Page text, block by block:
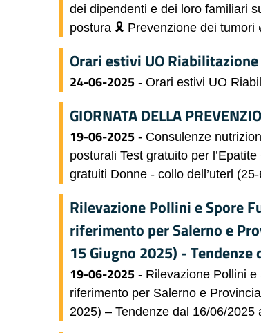
dei dipendenti e dei loro familiari
postura 🎗 Prevenzione dei tumori
Orari estivi UO
24-06-2025 - Orari estivi UO
GIORNATA DELLA
19-06-2025 - Consulenze
posturali Test gratuito per
gratuiti Donne - collo dell’uterl
Rilevazione Pollini e Spore
riferimento per Salerno e
15 Giugno 2025) -
19-06-2025 - Rilevazione Pollini
riferimento per Salerno e
2025) – Tendenze dal 16/06/2025